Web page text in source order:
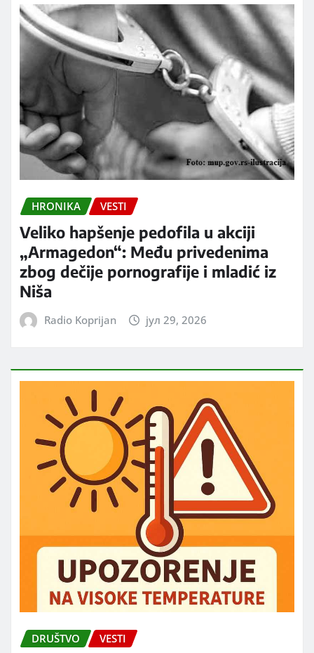
HRONIKA VESTI
Veliko hapšenje pedofila u akciji
„Armagedon“: Među privedenima
zbog dečije pornografije i mladić iz
Niša
Radio Koprijan јул 29, 2026
DRUŠTVO VESTI